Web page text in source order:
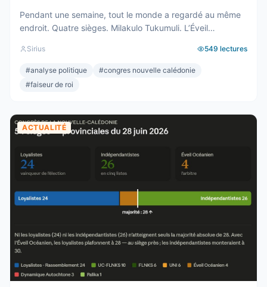
Pendant une semaine, tout le monde a regardé au même
endroit. Quatre sièges. Milakulo Tukumuli. L’Éveil
fait basculer. Depuis 2019, la formule était connue : quand
personne n’a la majorité, c’est lui qui décide. Il avait fait
élire Wamytan. Il avait fait présider Backès. Il ...
Sirius 549 lectures
#analyse politique #congres nouvelle calédonie
#faiseur de roi
ACTUALITÉ